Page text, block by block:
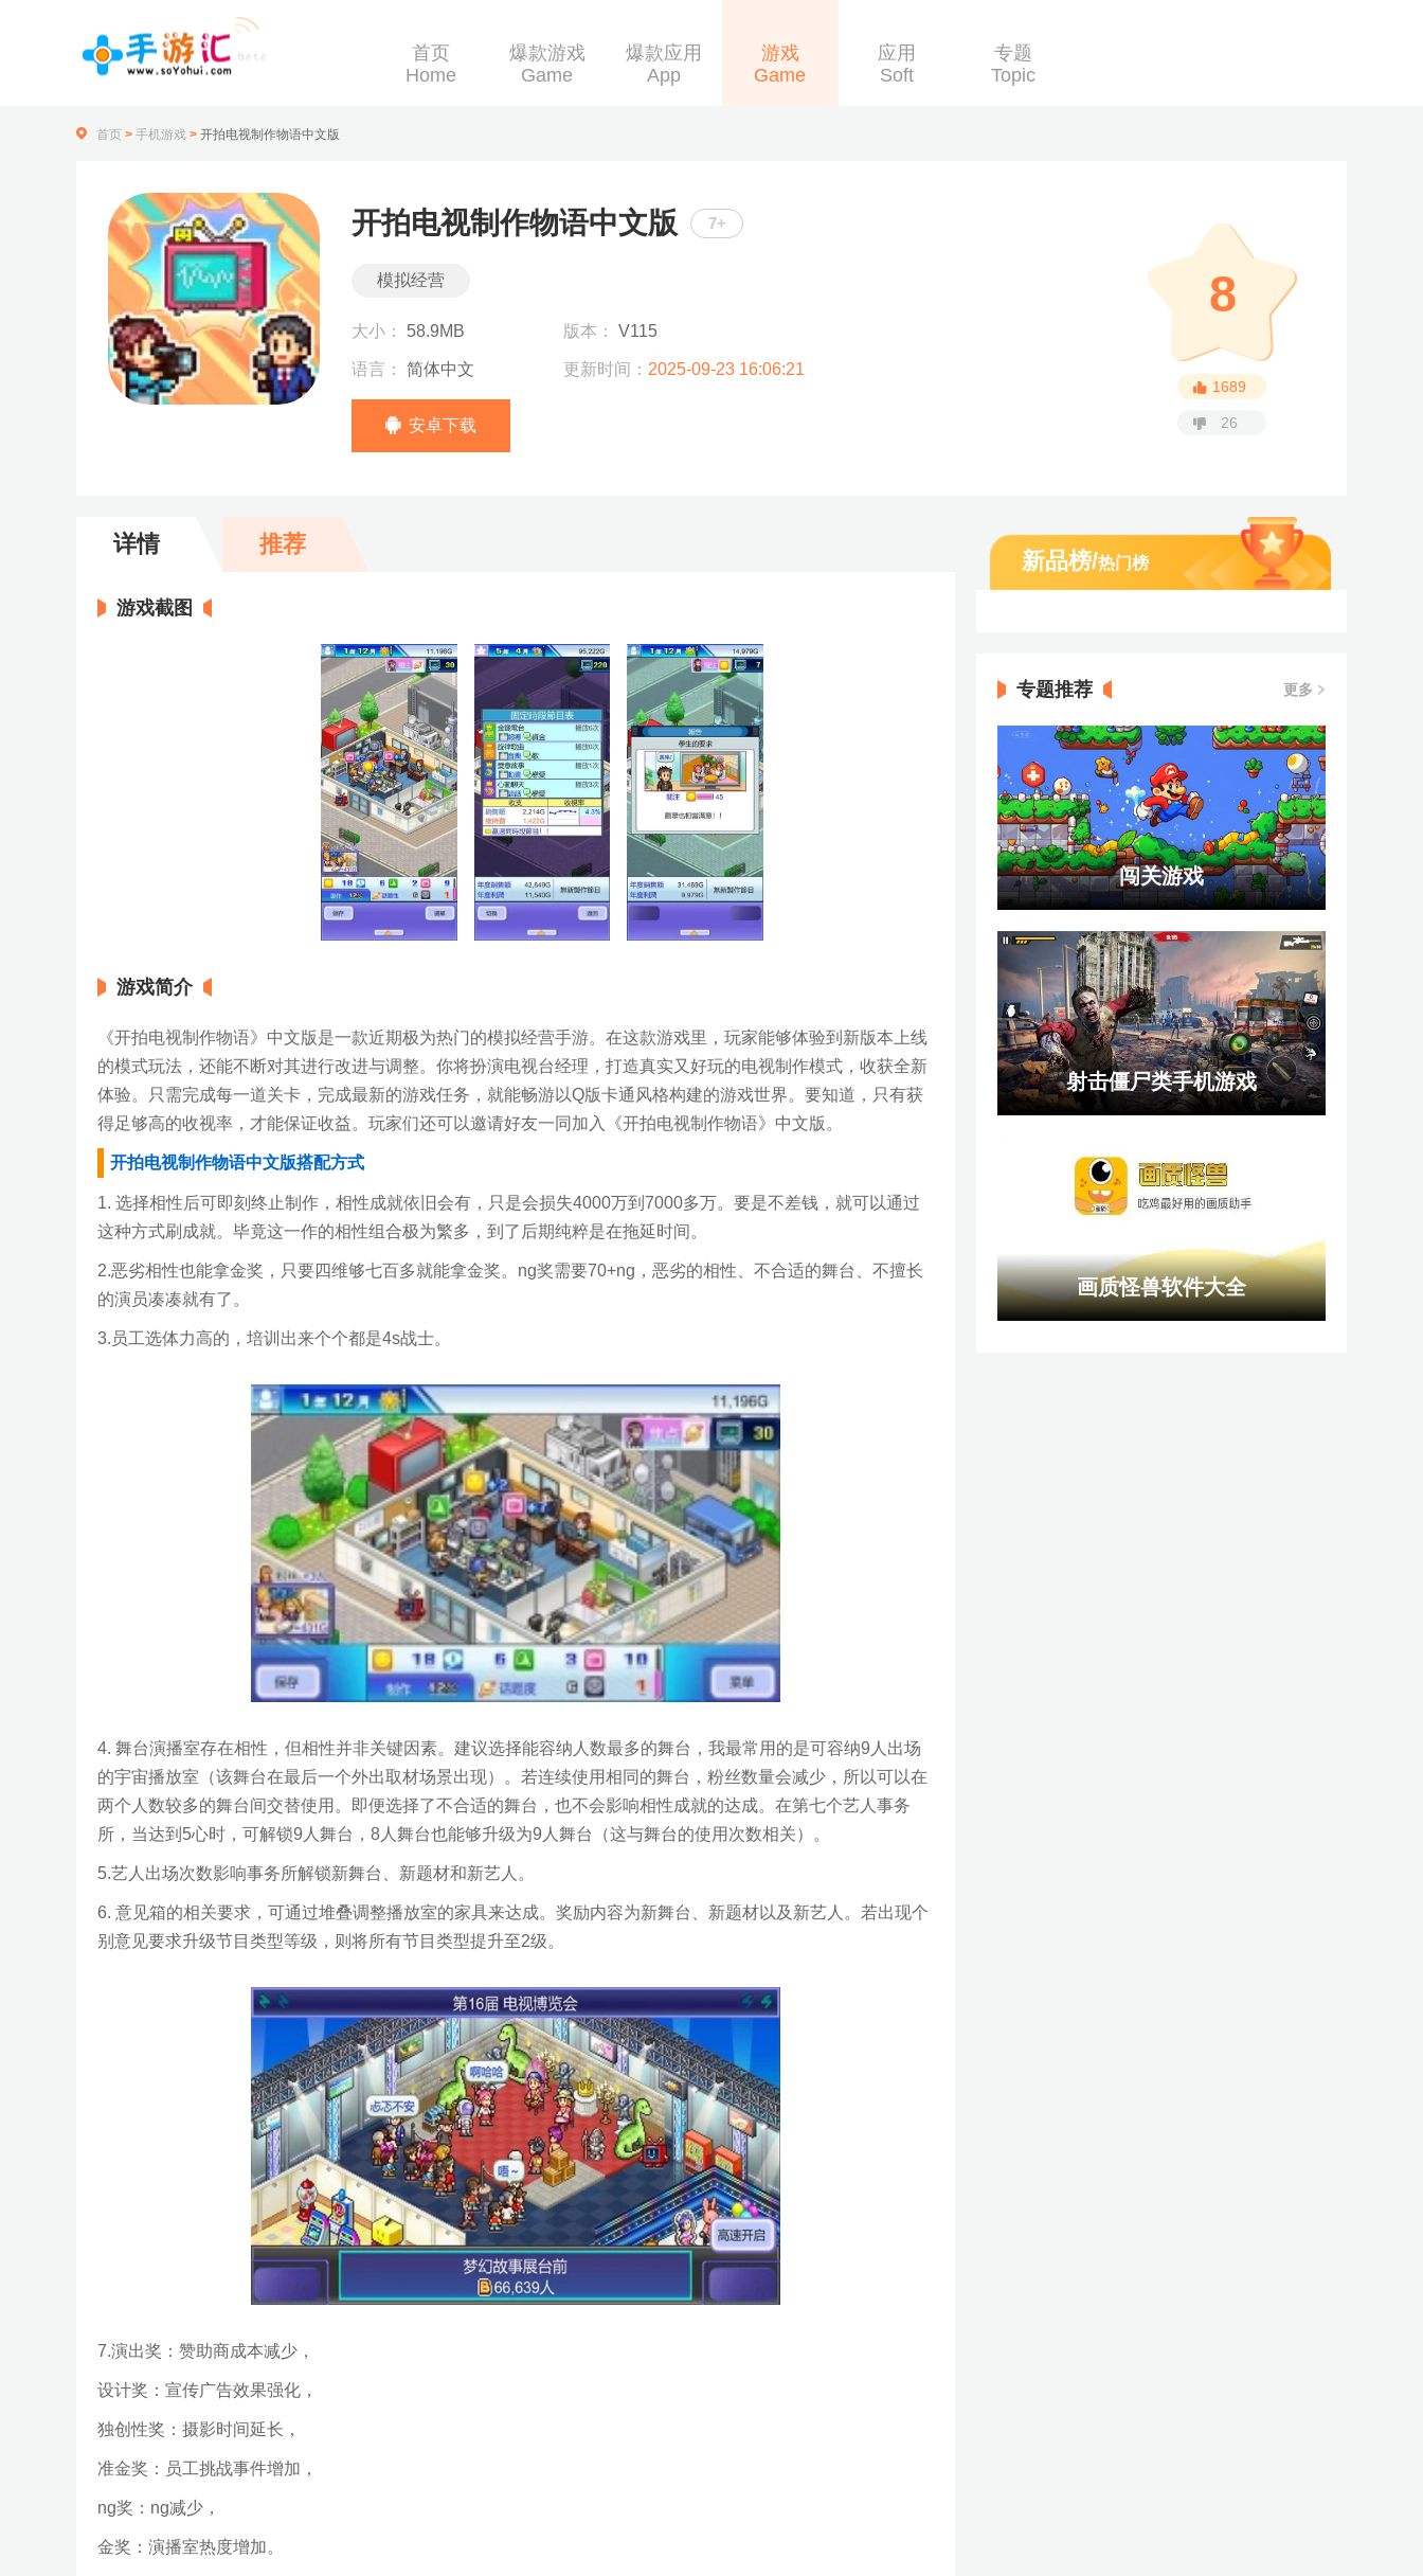
首页
Home
爆款游戏
Game
爆款应用
App
游戏
Game
应用
Soft
专题
Topic
首页 > 手机游戏 > 开拍电视制作物语中文版
开拍电视制作物语中文版 7+
模拟经营
大小： 58.9MB 版本： V115
语言： 简体中文 更新时间： 2025-09-23 16:06:21
安卓下载
8
1689
26
详情 推荐
游戏截图
游戏简介
《开拍电视制作物语》中文版是一款近期极为热门的模拟经营手游。在这款游戏里，玩家能够体验到新版本上线
的模式玩法，还能不断对其进行改进与调整。你将扮演电视台经理，打造真实又好玩的电视制作模式，收获全新
体验。只需完成每一道关卡，完成最新的游戏任务，就能畅游以Q版卡通风格构建的游戏世界。要知道，只有获
得足够高的收视率，才能保证收益。玩家们还可以邀请好友一同加入《开拍电视制作物语》中文版。
开拍电视制作物语中文版搭配方式
1. 选择相性后可即刻终止制作，相性成就依旧会有，只是会损失4000万到7000多万。要是不差钱，就可以通过
这种方式刷成就。毕竟这一作的相性组合极为繁多，到了后期纯粹是在拖延时间。
2.恶劣相性也能拿金奖，只要四维够七百多就能拿金奖。ng奖需要70+ng，恶劣的相性、不合适的舞台、不擅长
的演员凑凑就有了。
3.员工选体力高的，培训出来个个都是4s战士。
4. 舞台演播室存在相性，但相性并非关键因素。建议选择能容纳人数最多的舞台，我最常用的是可容纳9人出场
的宇宙播放室（该舞台在最后一个外出取材场景出现）。若连续使用相同的舞台，粉丝数量会减少，所以可以在
两个人数较多的舞台间交替使用。即便选择了不合适的舞台，也不会影响相性成就的达成。在第七个艺人事务
所，当达到5心时，可解锁9人舞台，8人舞台也能够升级为9人舞台（这与舞台的使用次数相关）。
5.艺人出场次数影响事务所解锁新舞台、新题材和新艺人。
6. 意见箱的相关要求，可通过堆叠调整播放室的家具来达成。奖励内容为新舞台、新题材以及新艺人。若出现个
别意见要求升级节目类型等级，则将所有节目类型提升至2级。
7.演出奖：赞助商成本减少，
设计奖：宣传广告效果强化，
独创性奖：摄影时间延长，
准金奖：员工挑战事件增加，
ng奖：ng减少，
金奖：演播室热度增加。
新品榜/热门榜
专题推荐 更多
闯关游戏
射击僵尸类手机游戏
画质怪兽软件大全